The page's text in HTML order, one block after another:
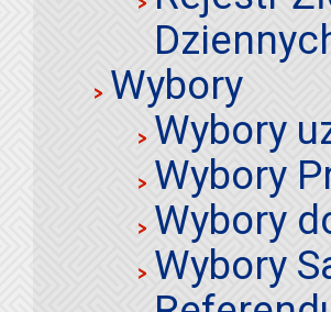
Wybory
Wybory
Wybory
Wybory
Wybory